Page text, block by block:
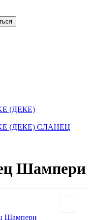
(ДЕКЕ)
(ДЕКЕ) СЛАНЕЦ
Шампери